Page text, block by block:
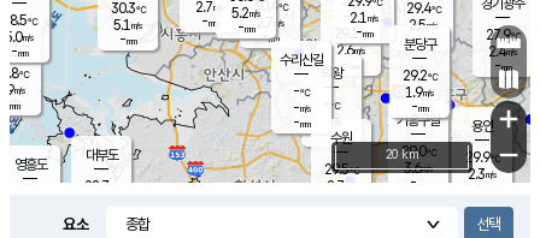
의도
℃
m/s
mm
영흥도
29.1℃
2.6m/s
- mm
용인
29.9℃
2.3m/s
경기광주
27.9℃
2.4m/s
-mm
대부도
28.7
의왕
- ℃
m/s
mm
30.4 ℃
2.7 m/s
-mm
2.7m/s
-mm
5.2m/s
-mm
29.4℃
2.5m/s
-mm
2.1 m/s
-mm
기흥구갈
29.0℃
3.6m/s
-
수리산길
-℃
-m/s
-mm
분당구
29.2℃
1.9m/s
-mm
28.5℃
5.0m/s
-mm
수원
29.5℃
2.7 m/s
30.3℃
5.1 m/s
-mm
+
−
20 km
요소